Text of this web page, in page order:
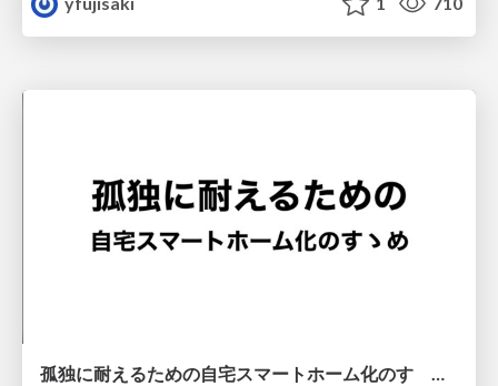
孤独に耐えるための自宅スマートホーム化のすゝめ(JAWS-UG 鹿児島 Vol.8 LT)